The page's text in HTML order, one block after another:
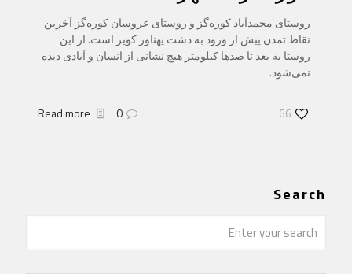
روستای محمدآباد کوره‌گز و روستای عروسان کوره‌گز آخرین
نقاط تمدن پیش از ورود به دشت پهناور کویر است. از این
روستا به بعد تا صدها کیلومتر هیچ نشانی از انسان و آیادی دیده
نمی‌شود.
66
0
Read more
Search